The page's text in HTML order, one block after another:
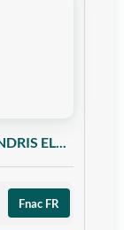
EL...
Fnac FR